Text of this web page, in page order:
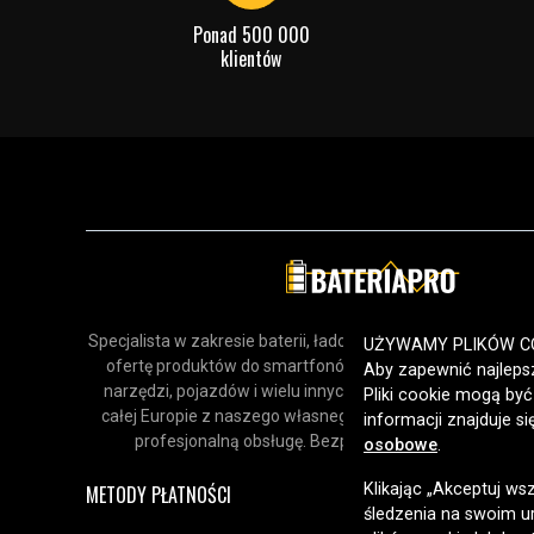
Sprawdź, co oznaczają
Ponad 500 000
klientów
Specjalista w zakresie baterii, ładowarek i akcesoriów.
ofertę produktów do smartfonów, urządzeń
narzędzi, pojazdów i wielu innych zastosowań.
całej Europie z naszego własnego magazynu, oferując
profesjonalną obsługę. Bezpieczne zakupy online od
METODY PŁATNOŚCI
UŻYWAMY PLIKÓW
Aby zapewnić
Pliki cookie mogą
informacji znajduje
osobowe.
Klikając „Akceptuj
śledzenia na swoim